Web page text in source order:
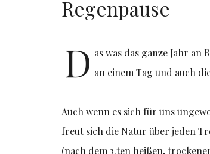
Regenpause
D as was das ganze Jahr
an einem Tag und auch
Auch wenn es sich für uns
freut sich die Natur über jeden
(nach dem 3.ten heißen,